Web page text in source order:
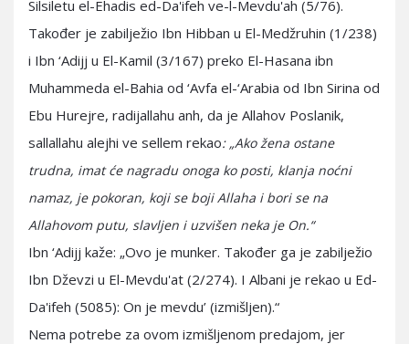
Silsiletu el-Ehadis ed-Da'ifeh ve-l-Mevdu'ah (5/76).
Također je zabilježio Ibn Hibban u El-Medžruhin (1/238)
i Ibn ‘Adijj u El-Kamil (3/167) preko El-Hasana ibn
Muhammeda el-Bahia od ‘Avfa el-‘Arabia od Ibn Sirina od
Ebu Hurejre, radijallahu anh, da je Allahov Poslanik,
sallallahu alejhi ve sellem rekao: „Ako žena ostane
trudna, imat će nagradu onoga ko posti, klanja noćni
namaz, je pokoran, koji se boji Allaha i bori se na
Allahovom putu, slavljen i uzvišen neka je On.“
Ibn ‘Adijj kaže: „Ovo je munker. Također ga je zabilježio
Ibn Dževzi u El-Mevdu'at (2/274). I Albani je rekao u Ed-
Da'ifeh (5085): On je mevdu’ (izmišljen).“
Nema potrebe za ovom izmišljenom predajom, jer